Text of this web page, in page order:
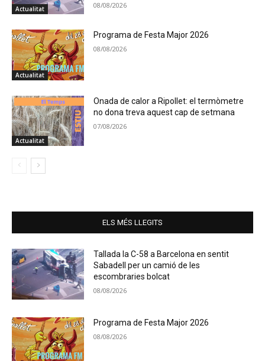
Actualitat 08/08/2026
Actualitat
Programa de Festa Major 2026
08/08/2026
Actualitat
Onada de calor a Ripollet: el termòmetre
no dona treva aquest cap de setmana
07/08/2026
ELS MÉS LLEGITS
Tallada la C-58 a Barcelona en sentit
Sabadell per un camió de les
escombraries bolcat
08/08/2026
Programa de Festa Major 2026
08/08/2026